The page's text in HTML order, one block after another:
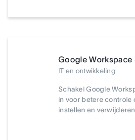
Google Workspace
IT en ontwikkeling
Schakel Google
in voor betere controle
instellen en